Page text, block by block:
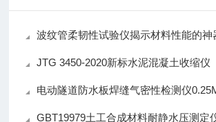
波纹管柔韧性试验仪揭示材料性能的神
JTG 3450-2020新标水泥混凝土收缩仪
电动隧道防水板焊缝气密性检测仪
GBT19979土工合成材料耐静水压测定